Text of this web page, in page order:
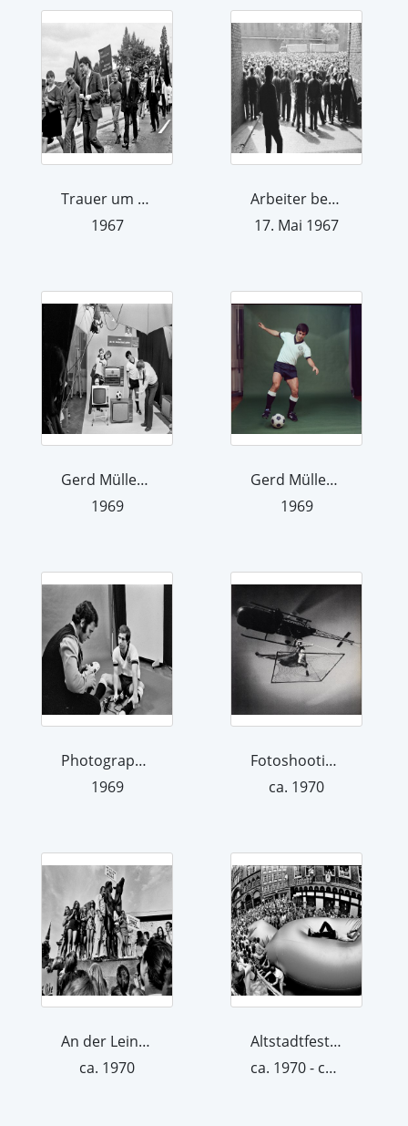
Trauer um Benno Ohnesorg
1967
Arbeiter beim Streik bei der Hanomag ...
17. Mai 1967
Gerd Müller und weitere Personen bei ...
1969
Gerd Müller im Studio in der Bödecker...
1969
Photographie Joachim Giesel, Gerd Mül...
1969
Fotoshooting mit Helikopter. Aus der ...
ca. 1970
An der Leine freie Beine
ca. 1970
Altstadtfest Hannover
ca. 1970 - ca. 1979